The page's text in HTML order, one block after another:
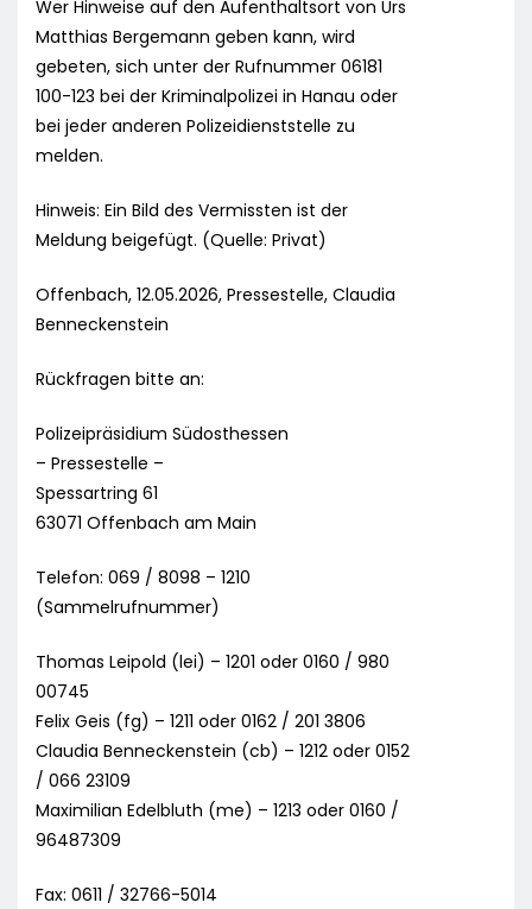
Wer Hinweise auf den Aufenthaltsort von Urs
Matthias Bergemann geben kann, wird
gebeten, sich unter der Rufnummer 06181
100-123 bei der Kriminalpolizei in Hanau oder
bei jeder anderen Polizeidienststelle zu
melden.
Hinweis: Ein Bild des Vermissten ist der
Meldung beigefügt. (Quelle: Privat)
Offenbach, 12.05.2026, Pressestelle, Claudia
Benneckenstein
Rückfragen bitte an:
Polizeipräsidium Südosthessen
– Pressestelle –
Spessartring 61
63071 Offenbach am Main
Telefon: 069 / 8098 – 1210
(Sammelrufnummer)
Thomas Leipold (lei) – 1201 oder 0160 / 980
00745
Felix Geis (fg) – 1211 oder 0162 / 201 3806
Claudia Benneckenstein (cb) – 1212 oder 0152
/ 066 23109
Maximilian Edelbluth (me) – 1213 oder 0160 /
96487309
Fax: 0611 / 32766-5014